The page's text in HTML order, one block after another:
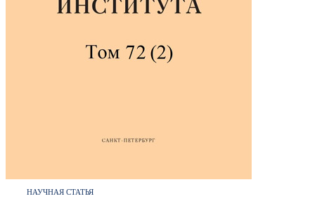
НАУЧНАЯ СТАТЬЯ